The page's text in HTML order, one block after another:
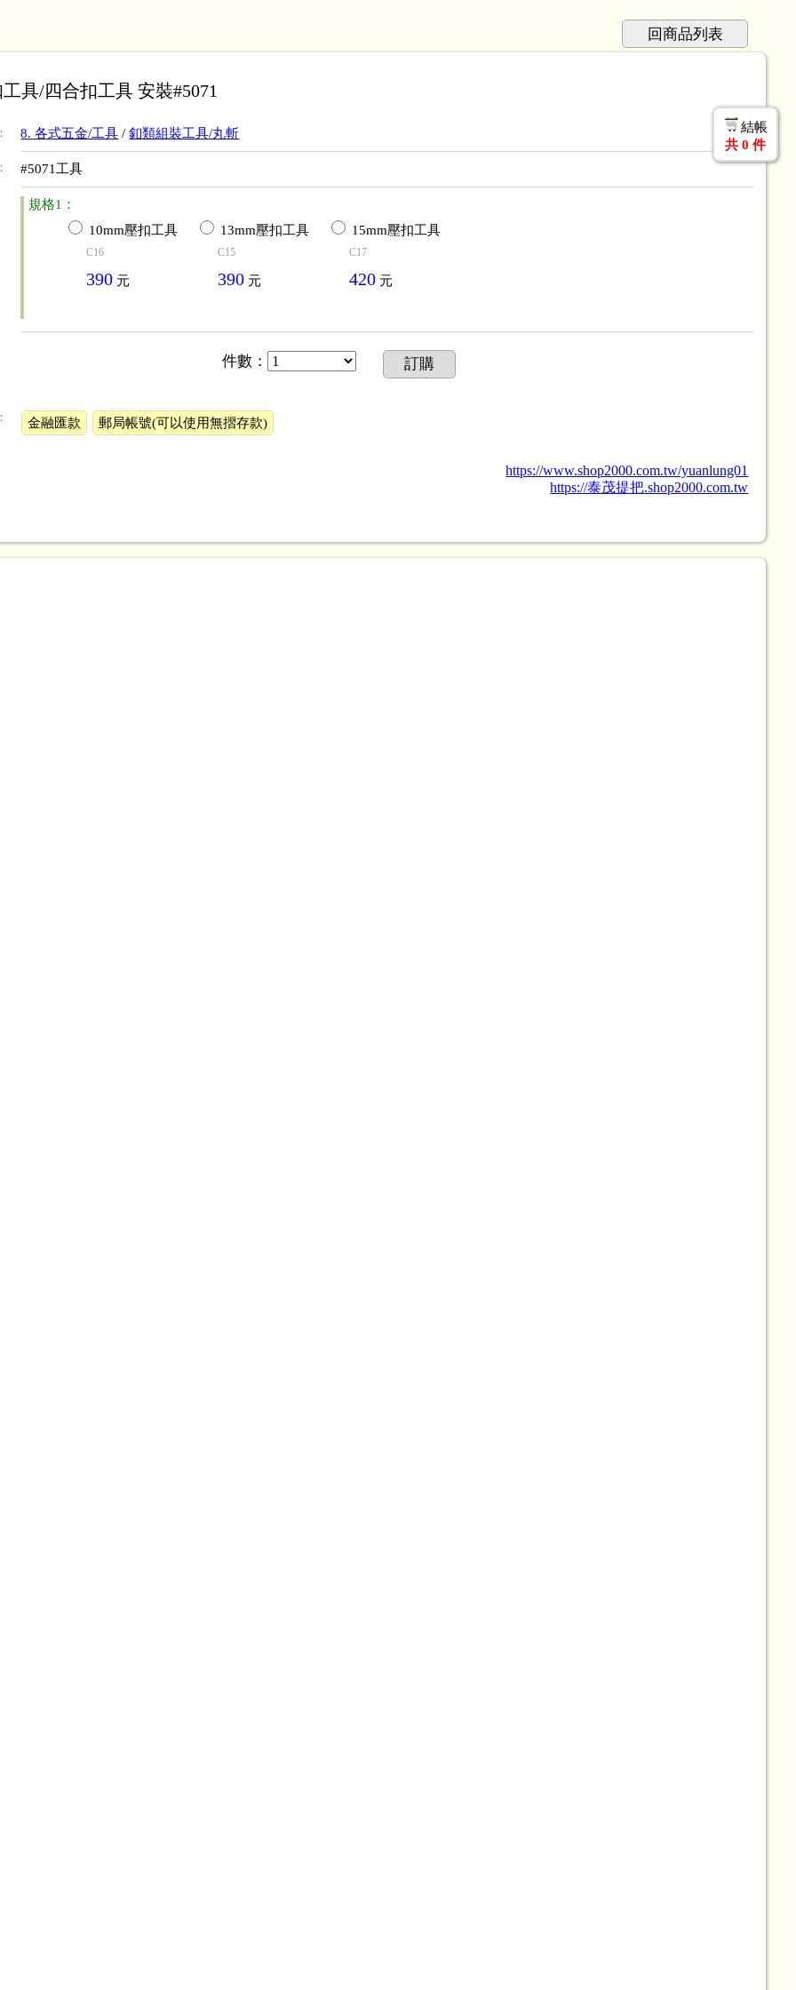
回商品列表
具/四合扣工具 安裝#5071
8. 各式五金/工具 /釦類組裝工具/丸斬
#5071工具
規格1：
10mm壓扣工具
C16
390 元
13mm壓扣工具
C15
390 元
15mm壓扣工具
C17
420 元
件數 ： 訂購
金融匯款 郵局帳號(可以使用無摺存款)
https://www.shop2000.com.tw/yuanlung01
https://泰茂提把.shop2000.com.tw
結帳
共 0 件